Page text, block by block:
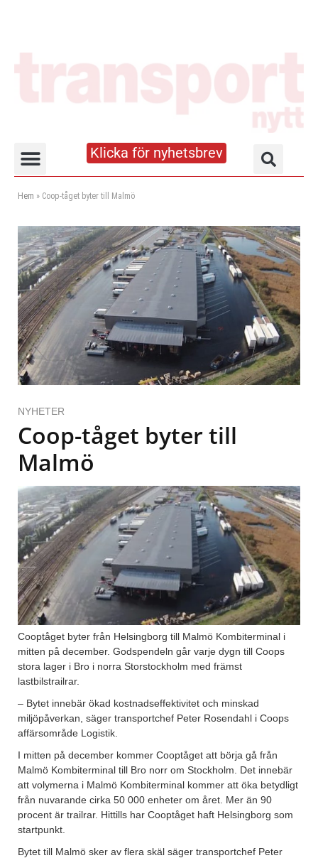
Klicka för nyhetsbrev
Hem » Coop-tåget byter till Malmö
NYHETER
Coop-tåget byter till
Malmö
Cooptåget byter från Helsingborg till Malmö Kombiterminal i
mitten på december. Godspendeln går varje dygn till Coops
stora lager i Bro i norra Storstockholm med främst
lastbilstrailrar.
– Bytet innebär ökad kostnadseffektivitet och minskad
miljöpåverkan, säger transportchef Peter Rosendahl i Coops
affärsområde Logistik.
I mitten på december kommer Cooptåget att börja gå från
Malmö Kombiterminal till Bro norr om Stockholm. Det innebär
att volymerna i Malmö Kombiterminal kommer att öka betydligt
från nuvarande cirka 50 000 enheter om året. Mer än 90
procent är trailrar. Hittills har Cooptåget haft Helsingborg som
startpunkt.
Bytet till Malmö sker av flera skäl säger transportchef Peter